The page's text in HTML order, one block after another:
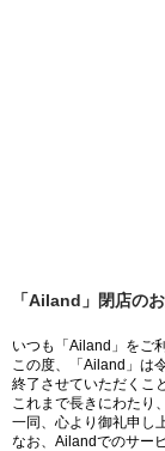
「Ailand」閉店の
いつも「Ailand」をご
この度、「Ailand」は
終了させていただくこ
これまで長きにわたり
一同、心より御礼申し
なお、Ailandでのサー